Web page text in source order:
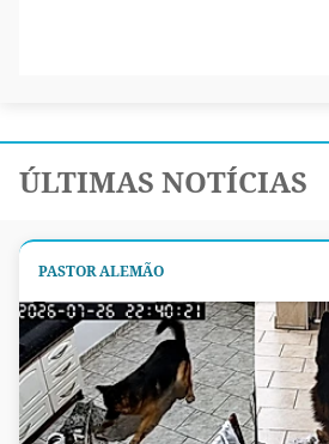
ÚLTIMAS NOTÍCIAS
PASTOR ALEMÃO